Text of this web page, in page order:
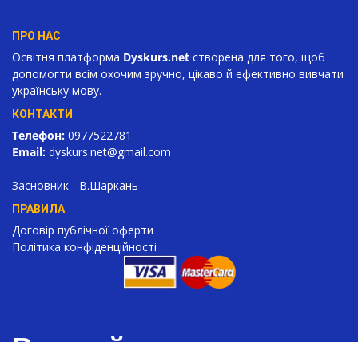
ПРО НАС
Освітня платформа Dyskurs.net створена для того, щоб
допомогти всім охочим зручно, цікаво й ефективно вивчати
українську мову.
КОНТАКТИ
Телефон: 0977522781
Email: dyskurs.net@gmail.com
Засновник - В.Шаркань
ПРАВИЛА
Договір публічної оферти
Політика конфіденційності